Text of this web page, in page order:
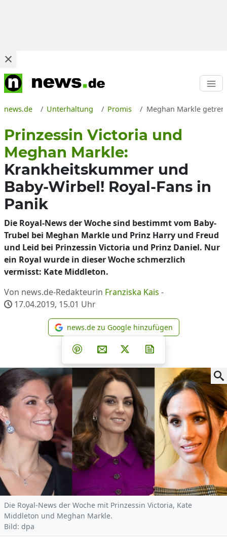
news.de Unterhaltung Promis Meghan Markle
Prinzessin Victoria und
Meghan Markle:
Krankheitskummer und
Baby-Wirbel! Royal-Fans in
Panik
Die Royal-News der Woche sind bestimmt vom Baby-
Trubel bei Meghan Markle und Prinz Harry und Freud
und Leid bei Prinzessin Victoria und Prinz Daniel. Nur
ein Royal wurde in dieser Woche schmerzlich
vermisst: Kate Middleton.
Von news.de-Redakteurin Franziska Kais -
17.04.2019, 15.01 Uhr
news.de zu Google
news.de zu Google hinzufügen
Teilen auf Facebook
Teilen auf Whatsapp
Teilen auf Telegram
Teilen auf Pinterest
Per E-Mail teilen
Post auf X
Die Royal-News der Woche mit Prinzessin Victoria, Kate
Middleton und Meghan Markle.
Bild: dpa